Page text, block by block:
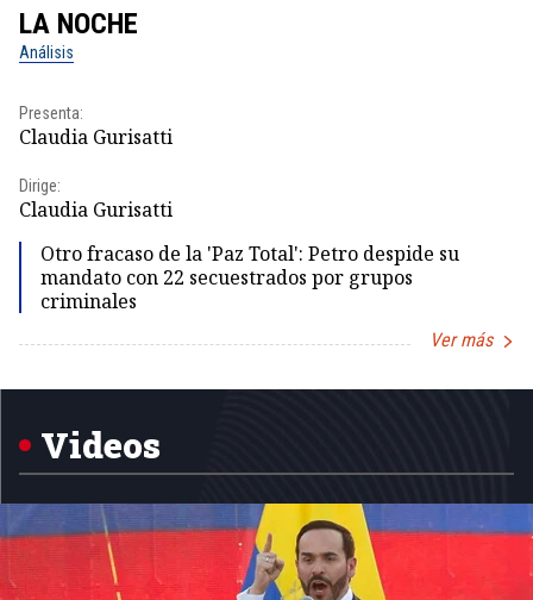
LA NOCHE
Análisis
Presenta:
Claudia Gurisatti
Dirige:
Claudia Gurisatti
Otro fracaso de la 'Paz Total': Petro despide su
mandato con 22 secuestrados por grupos
criminales
Ver más
Videos